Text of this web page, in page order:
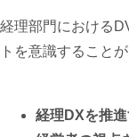
経理部門における
トを意識することが
経理DXを推